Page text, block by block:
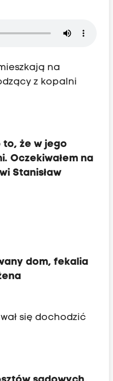
na
z kopalni
to, że w jego
Oczekiwałem na
Stanisław
dom, fekalia
się dochodzić